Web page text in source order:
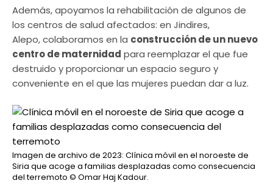
Además, apoyamos la rehabilitación de algunos de
los centros de salud afectados: en Jindires,
Alepo, colaboramos en la construcción de un nuevo
centro de maternidad para reemplazar el que fue
destruido y proporcionar un espacio seguro y
conveniente en el que las mujeres puedan dar a luz.
Imagen de archivo de 2023: Clínica móvil en el noroeste de
Siria que acoge a familias desplazadas como consecuencia
del terremoto © Omar Haj Kadour.